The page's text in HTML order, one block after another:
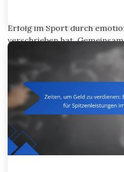
Erfolg im Sport durch
verschrieben hat.
Potenzial jedes Athleten
Leistungsstandards in allen
erhöhen.